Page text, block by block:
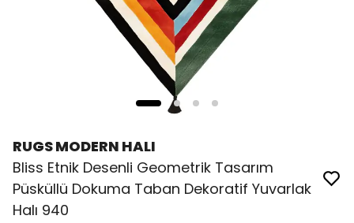
RUGS MODERN HALI
Bliss Etnik Desenli Geometrik Tasarım
Püsküllü Dokuma Taban Dekoratif Yuvarlak
Halı 940